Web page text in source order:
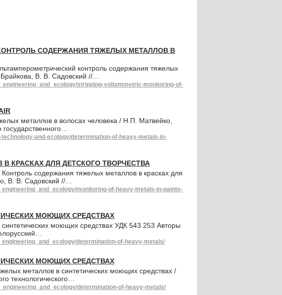
СОДЕРЖАНИЯ ТЯЖЕЛЫХ МЕТАЛЛОВ В
контроль содержания тяжелых
В. В. Садовский //…
stripping-voltammetric-monitoring-of-
металлов в волосах человека / Н.П. Матвейко,
and-ecology/determination-of-heavy-metals-in-
КРАСКАХ ДЛЯ ДЕТСКОГО ТВОРЧЕСТВА
содержания тяжелых металлов в красках для
В. В. Садовский //…
monitoring-of-heavy-metals-in-paints-
МОЮЩИХ СРЕДСТВАХ
моющих средствах УДК 543.253 Авторы
determination-of-heavy-metals/
МОЮЩИХ СРЕДСТВАХ
металлов в синтетических моющих средствах /
технологического…
determination-of-heavy-metals/